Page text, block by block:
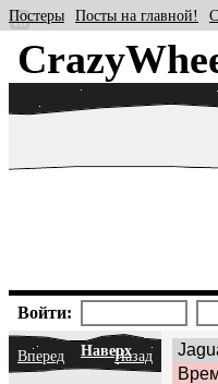
Постеры Посты на главной!
Войти:
Вперед НаверхНазад